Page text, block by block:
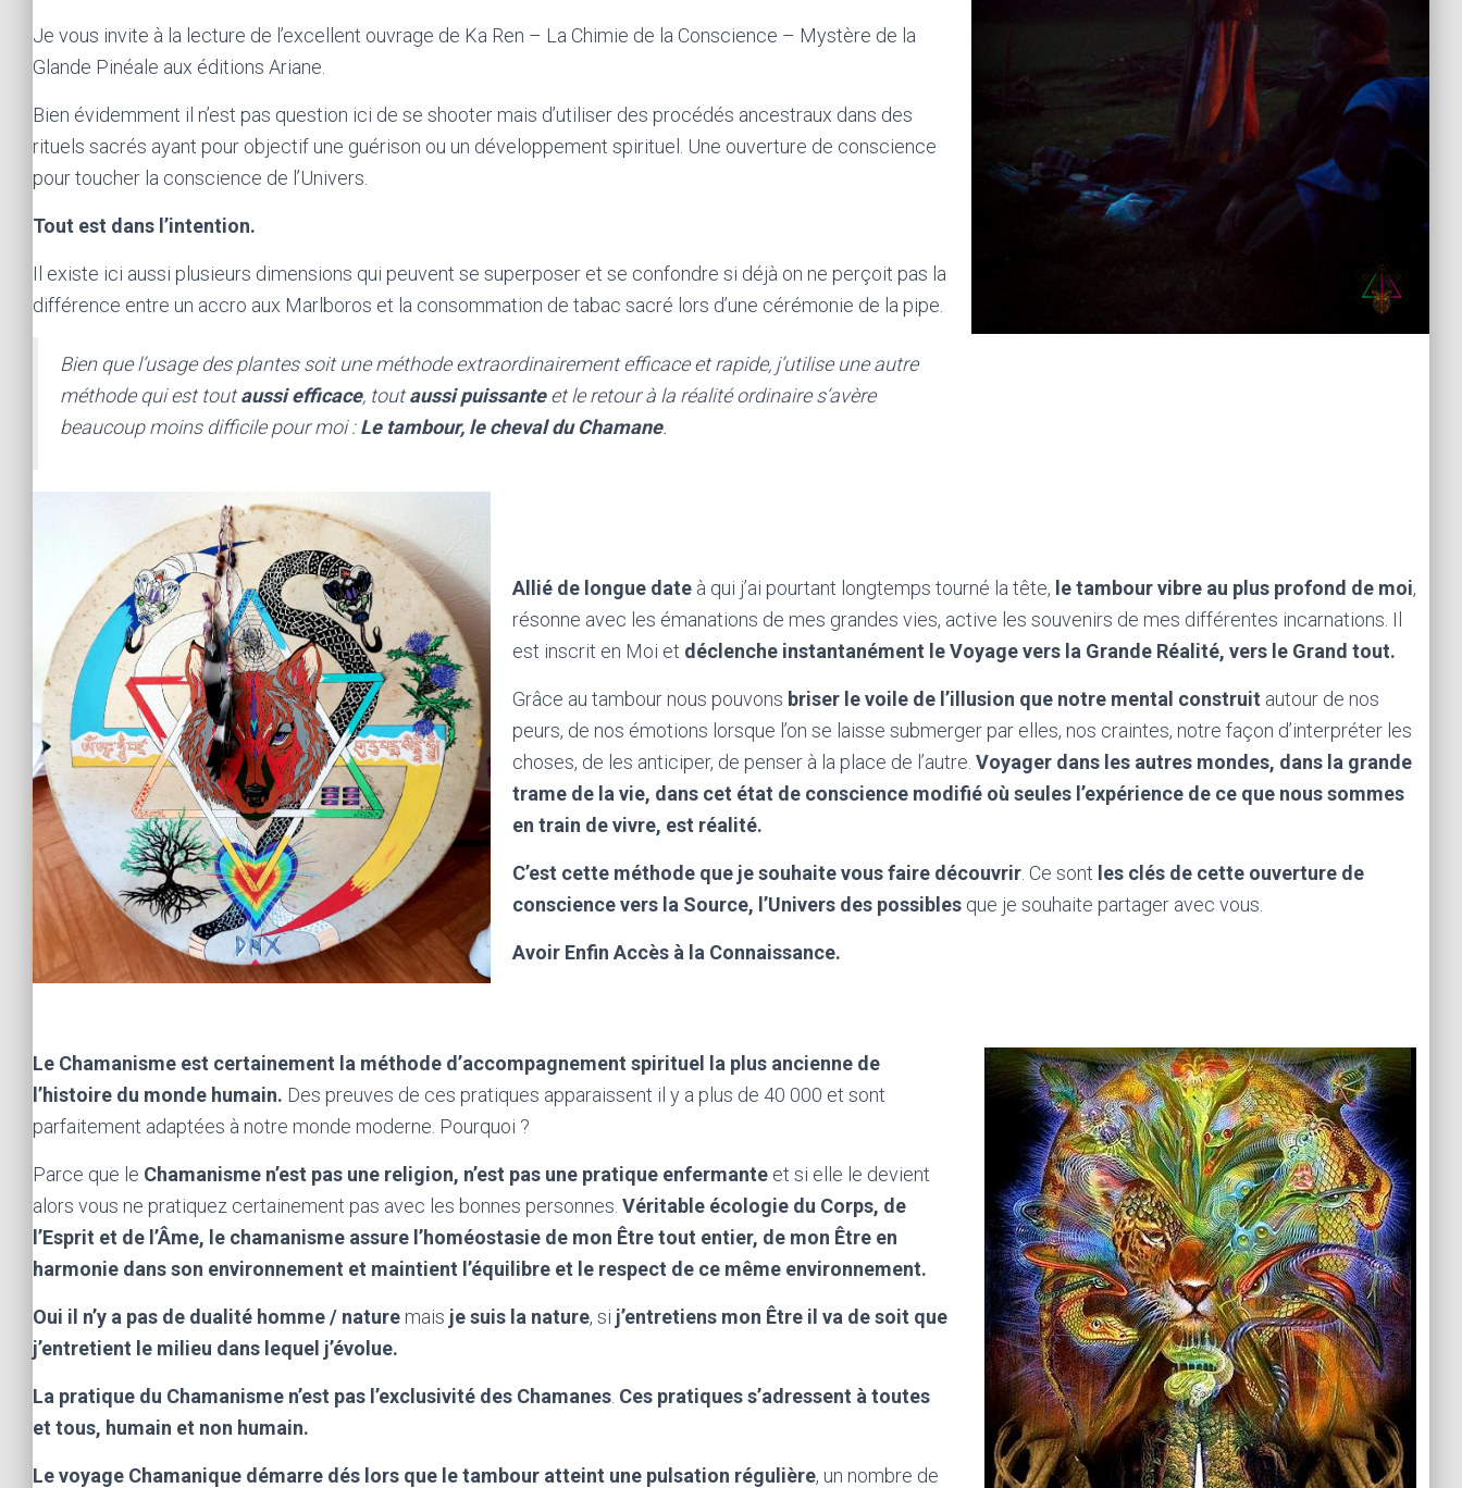
Je vous invite à la lecture de l’excellent ouvrage de Ka Ren – La Chimie de la Conscience – Mystère de la
Glande Pinéale aux éditions Ariane.
Bien évidemment il n’est pas question ici de se shooter mais d’utiliser des procédés ancestraux dans des
rituels sacrés ayant pour objectif une guérison ou un développement spirituel. Une ouverture de conscience
pour toucher la conscience de l’Univers.
Tout est dans l’intention.
Il existe ici aussi plusieurs dimensions qui peuvent se superposer et se confondre si déjà on ne perçoit pas la
différence entre un accro aux Marlboros et la consommation de tabac sacré lors d’une cérémonie de la pipe.
Bien que l’usage des plantes soit une méthode extraordinairement efficace et rapide, j’utilise une autre
méthode qui est toutaussi efficace, toutaussi puissanteet le retour à la réalité ordinaire s’avère
beaucoup moins difficile pour moi :Le tambour, le cheval du Chamane.
Allié de longue date à qui j’ai pourtant longtemps tourné la tête, le tambour vibre au plus profond de moi,
résonne avec les émanations de mes grandes vies, active les souvenirs de mes différentes incarnations. Il
est inscrit en Moi et déclenche instantanément le Voyage vers la Grande Réalité, vers le Grand tout.
Grâce au tambour nous pouvons briser le voile de l’illusion que notre mental construit autour de nos
peurs, de nos émotions lorsque l’on se laisse submerger par elles, nos craintes, notre façon d’interpréter les
choses, de les anticiper, de penser à la place de l’autre. Voyager dans les autres mondes, dans la grande
trame de la vie, dans cet état de conscience modifié où seules l’expérience de ce que nous sommes
en train de vivre, est réalité.
C’est cette méthode que je souhaite vous faire découvrir . Ce sont les clés de cette ouverture de
conscience vers la Source, l’Univers des possibles que je souhaite partager avec vous.
Avoir Enfin Accès à la Connaissance.
Le Chamanisme est certainement la méthode d’accompagnement spirituel la plus ancienne de
l’histoire du monde humain. Des preuves de ces pratiques apparaissent il y a plus de 40 000 et sont
parfaitement adaptées à notre monde moderne. Pourquoi ?
Parce que le Chamanisme n’est pas une religion, n’est pas une pratique enfermante et si elle le devient
alors vous ne pratiquez certainement pas avec les bonnes personnes. Véritable écologie du Corps, de
l’Esprit et de l’Âme, le chamanisme assure l’homéostasie de mon Être tout entier, de mon Être en
harmonie dans son environnement et maintient l’équilibre et le respect de ce même environnement.
Oui il n’y a pas de dualité homme / nature mais je suis la nature, si j’entretiens mon Être il va de soit que
j’entretient le milieu dans lequel j’évolue.
La pratique du Chamanisme n’est pas l’exclusivité des Chamanes Ces pratiques s’adressent à toutes
et tous, humain et non humain.
Le voyage Chamanique démarre dés lors que le tambour atteint une pulsation régulière, un nombre de